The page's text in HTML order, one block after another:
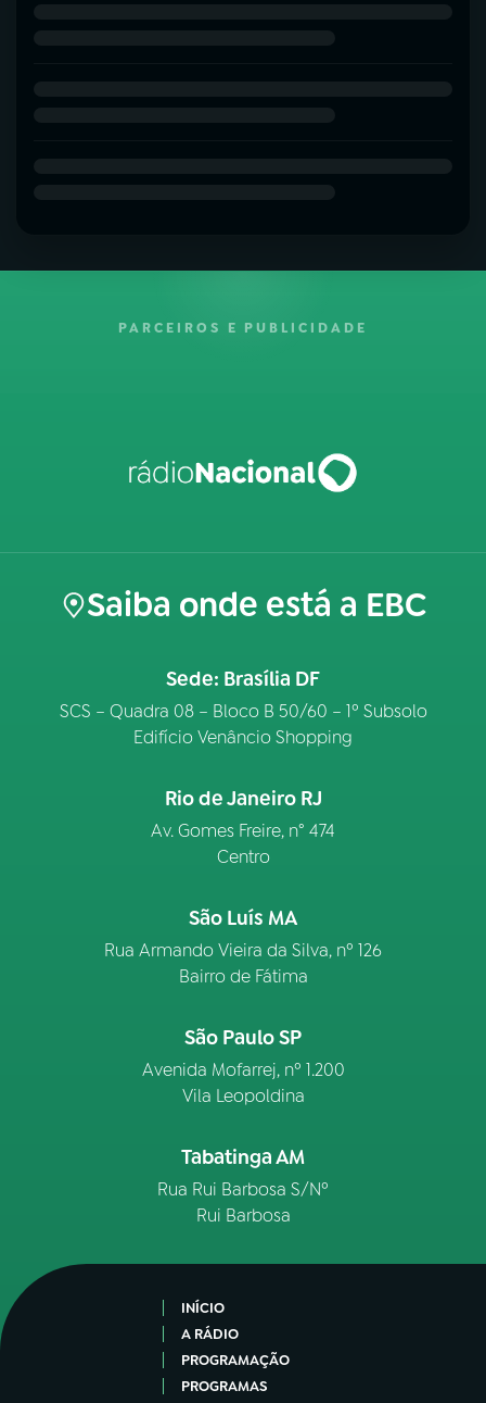
PARCEIROS E PUBLICIDADE
Saiba onde está a EBC
Sede: Brasília DF
SCS – Quadra 08 – Bloco B 50/60 – 1º Subsolo
Edifício Venâncio Shopping
Rio de Janeiro RJ
Av. Gomes Freire, n° 474
Centro
São Luís MA
Rua Armando Vieira da Silva, nº 126
Bairro de Fátima
São Paulo SP
Avenida Mofarrej, nº 1.200
Vila Leopoldina
Tabatinga AM
Rua Rui Barbosa S/Nº
Rui Barbosa
INÍCIO
A RÁDIO
PROGRAMAÇÃO
PROGRAMAS